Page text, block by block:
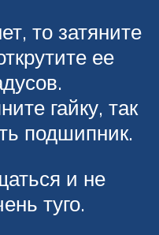
то затяните
ее
гайку, так
подшипник.
и не
туго.